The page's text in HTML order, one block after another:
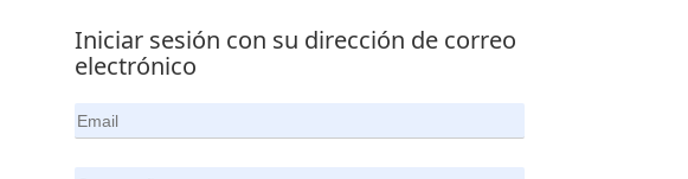
Iniciar sesión con su dirección de correo
electrónico